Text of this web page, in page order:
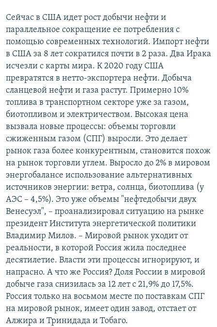
Сейчас в США идет рост добычи нефти и
параллельное сокращение ее потребления с
помощью современных технологий. Импорт нефти
в США за 8 лет сократился почти в 2 раза. Два Ирака
исчезли с карты мира. К 2020 году США
превратятся в нетто-экспортера нефти. Добыча
сланцевой нефти и газа растут. Примерно 10%
топлива в транспортном секторе уже за газом,
биотопливом и электричеством. Высокая цена
вызвала новые процессы: объемы торговли
сжиженным газом (СПГ) выросли. Это делает
рынок газа более конкурентным, становится похож
на рынок торговли углем. Выросло до 2% в мировом
энергобалансе использование альтернативных
источников энергии: ветра, солнца, биотоплива (у
АЭС – 4,5%). Это уже объемы "нефтедобычи двух
Венесуэл", – проанализировал ситуацию на рынке
президент Института энергетической политики
Владимир Милов. – Мировой рынок уходит от
реальности, в которой Россия жила последнее
десятилетие. Власти эти процессы игнорируют, и
напрасно. А что же Россия? Доля России в мировой
добыче газа снизилась за 12 лет с 21,9% до 17,5%.
Россия только на восьмом месте по поставкам СПГ
на мировой рынок, имеет один завод, отстает от
Алжира и Тринидада и Тобаго.